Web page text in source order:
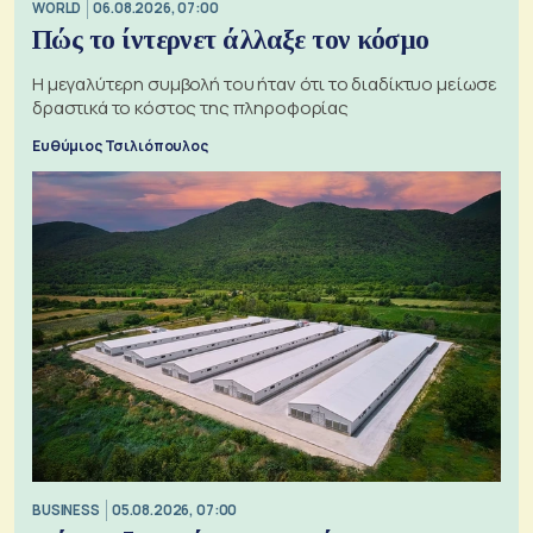
WORLD 06.08.2026, 07:00
Πώς το ίντερνετ άλλαξε τον κόσμο
Η μεγαλύτερη συμβολή του ήταν ότι το διαδίκτυο μείωσε
δραστικά το κόστος της πληροφορίας
Ευθύμιος Τσιλιόπουλος
BUSINESS 05.08.2026, 07:00